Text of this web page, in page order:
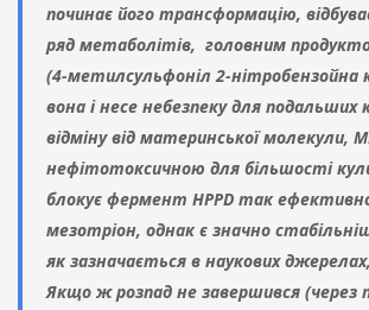
починає його трансформацію,
ряд метаболітів, головним
(4-метилсульфоніл 2-нітробензойна
вона і несе небезпеку для подальших
відміну від материнської молекули,
нефітотоксичною для більшості
блокує фермент HPPD так
мезотріон, однак є значно
як зазначається в наукових
Якщо ж розпад не завершився (через